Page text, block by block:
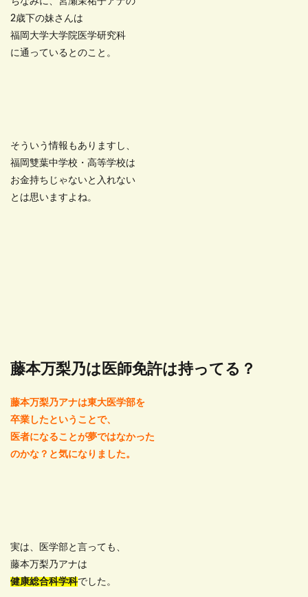
2歳下の妹さんは
福岡大学大学院医学研究科
に通っているとのこと。
そういう情報もありますし、
福岡雙葉中学校・高等学校は
お金持ちじゃないと入れない
とは思いますよね。
藤本万梨乃は医師免許は持ってる？
藤本万梨乃アナは東大医学部を
卒業したということで、
医者になることが夢ではなかった
のかな？と気になりました。
実は、医学部と言っても、
藤本万梨乃アナは
健康総合科学科でした。